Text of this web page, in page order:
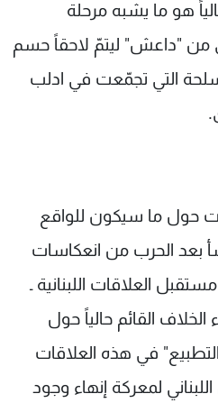
هو ما يشبه مرحلة
من "داعش" ليتمّ لاحقاً حسم
التي تجمّعت في ادلب
حول ما سيكون للواقع
بعد الحرب من انعكاسات
العلاقات اللبنانية ـ
القائم حالياً حول
في هذه العلاقات
لمعركة إنهاء وجود